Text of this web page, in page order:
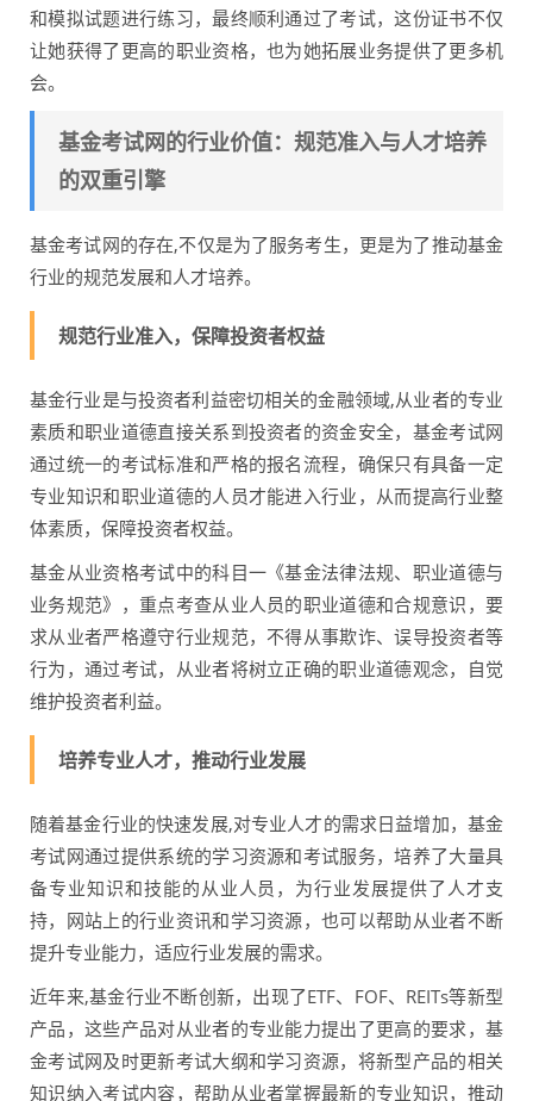
和模拟试题进行练习，最终顺利通过了考试，这份证书不仅
让她获得了更高的职业资格，也为她拓展业务提供了更多机
会。
基金考试网的行业价值：规范准入与人才培养
的双重引擎
基金考试网的存在,不仅是为了服务考生，更是为了推动基金
行业的规范发展和人才培养。
规范行业准入，保障投资者权益
基金行业是与投资者利益密切相关的金融领域,从业者的专业
素质和职业道德直接关系到投资者的资金安全，基金考试网
通过统一的考试标准和严格的报名流程，确保只有具备一定
专业知识和职业道德的人员才能进入行业，从而提高行业整
体素质，保障投资者权益。
基金从业资格考试中的科目一《基金法律法规、职业道德与
业务规范》，重点考查从业人员的职业道德和合规意识，要
求从业者严格遵守行业规范，不得从事欺诈、误导投资者等
行为，通过考试，从业者将树立正确的职业道德观念，自觉
维护投资者利益。
培养专业人才，推动行业发展
随着基金行业的快速发展,对专业人才的需求日益增加，基金
考试网通过提供系统的学习资源和考试服务，培养了大量具
备专业知识和技能的从业人员，为行业发展提供了人才支
持，网站上的行业资讯和学习资源，也可以帮助从业者不断
提升专业能力，适应行业发展的需求。
近年来,基金行业不断创新，出现了ETF、FOF、REITs等新型
产品，这些产品对从业者的专业能力提出了更高的要求，基
金考试网及时更新考试大纲和学习资源，将新型产品的相关
知识纳入考试内容，帮助从业者掌握最新的专业知识，推动